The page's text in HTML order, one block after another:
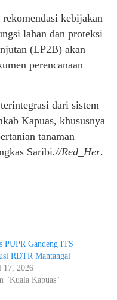
kebijakan
lahan dan proteksi
(LP2B) akan
perencanaan
dari sistem
Kapuas, khususnya
tanaman
Saribi.//Red_Her.
PUPR Gandeng ITS
RDTR Mantangai
17, 2026
"Kuala Kapuas"